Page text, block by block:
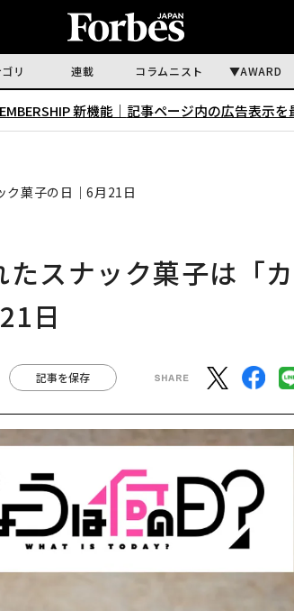
リ 連載 コラムニスト AWARD
新機能｜ 記事ページ内の広告表示を
菓子の日｜6月21日
スナック菓子は「カ
日
記事を保存